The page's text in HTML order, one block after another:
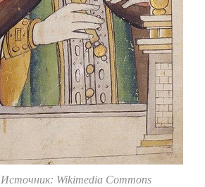
Источник: Wikimedia Commons